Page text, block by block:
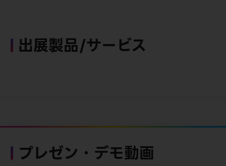
出展製品/サービス
プレゼン・デモ動画